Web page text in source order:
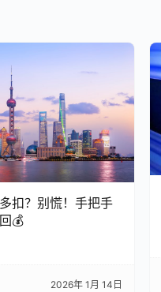
扣？别慌！手把手
💰
2026年 1月 14日